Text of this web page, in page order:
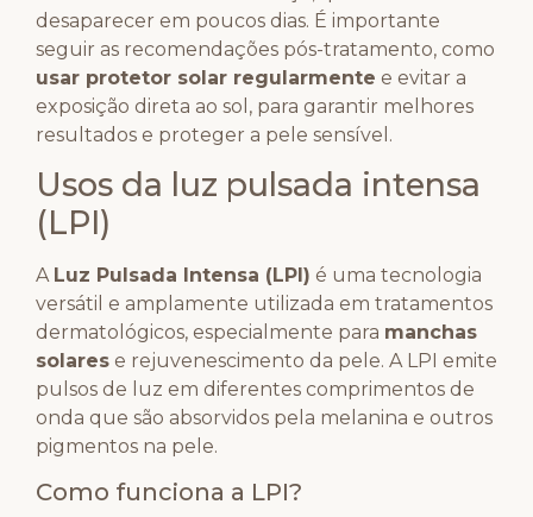
desaparecer em poucos dias. É importante
seguir as recomendações pós-tratamento, como
usar protetor solar regularmente e evitar a
exposição direta ao sol, para garantir melhores
resultados e proteger a pele sensível.
Usos da luz pulsada intensa
(LPI)
A Luz Pulsada Intensa (LPI) é uma tecnologia
versátil e amplamente utilizada em tratamentos
dermatológicos, especialmente para manchas
solares e rejuvenescimento da pele. A LPI emite
pulsos de luz em diferentes comprimentos de
onda que são absorvidos pela melanina e outros
pigmentos na pele.
Como funciona a LPI?